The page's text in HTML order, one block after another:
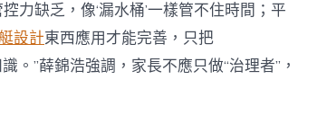
力缺乏，像‘漏水桶’一樣管不住時間；平
設計東西應用才能完善，只把
”薛錦浩強調，家長不應只做“治理者”，